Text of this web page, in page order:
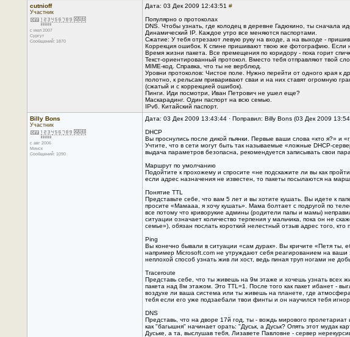
cutnioff
Участник
с июл 2007
Сургут
Сообщений: 1870
Дата: 03 Дек 2009 12:43:51 #
Популярно о протоколах
DNS. Чтобы узнать, где колодец в деревне Гадюкино, ты сначала
Динамический IP. Каждое утро все меняются паспортами.
Сжатие: У тебя отрезают левую руку на входе, а на выходе -
Коррекция ошибок. К спине пришивают твою же фотографию. Если
Время жизни пакета. Все премещения по коридору - пока горит
Текст-ориентированный протокол. Вместо тебя отправляют твой
MIME-код. Справка, что ты не верблюд.
Уровни протоколов: Чистое поле. Нужно перейти от одного края к
полотно, к рельсам приваривают сваи и на них ставят огромную
(сжатый и с коррекцией ошибок).
Пинги. Иди посмотри, Иван Петрович не ушел еще?
Маскарадинг. Один паспорт на всю семью.
IPv6. Китайский паспорт.
Billy Bons
Участник
с авг 2006
Минск
Сообщений: 1090
Дата: 03 Дек 2009 13:43:44 · Поправил: Billy Bons (03 Дек 2009
DHCP
Вы проснулись после дикой пьянки. Первые ваши слова «кто я?» и
Учтите, что в сети могут быть так называемые «ложные DHCP-
выдача параметров безопасна, рекомендуется записывать свои
Маршрут по умолчанию
Подойтите к прохожему и спросите «не подскажите ли вы как
если адрес назначения не известен, то пакеты посылаются на
Понятие TTL
Представьте себе, что вам 5 лет и вы хотите кушать. Вы идете к
просите «Мамааа, я хочу кушать». Мама болтает с подругой по
все потому что криворукие админы (родители папы и мамы)
ситуации означает количество терпения у мальчика, пока он не
семье»), обязан послать короткий нелестный отзыв адрес того,
Ping
Вы конечно бывали в ситуации «сам дурак». Вы кричите «Петя ты,
например Microsoft.com не утруждают себя реагированием на
неплохой способ узнать жив ли хост, ведь пиная труп ногами не
Traceroute
Представь себе, что ты живешь на 9м этаже и хочешь узнать всех
пакета над 8м этажом. Это TTL=1. После того как пакет ибанет -
воздухе ли ваша система или ты живешь на планете, где
тебя если его уже подзаебали твои финты и он научился тебя
DNS
Представь, что на дворе 17й год, ты - вождь мирового
как "багышня" начинает орать: "Дуськ, а Дуськ? Опять этот мудак
Дуське, а та, выслушав тебя, Лизавете Павловне - сервер